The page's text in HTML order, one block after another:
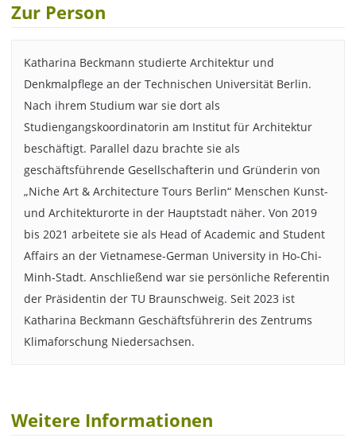
Zur Person
Katharina Beckmann studierte Architektur und
Denkmalpflege an der Technischen Universität Berlin.
Nach ihrem Studium war sie dort als
Studiengangskoordinatorin am Institut für Architektur
beschäftigt. Parallel dazu brachte sie als
geschäftsführende Gesellschafterin und Gründerin von
„Niche Art & Architecture Tours Berlin“ Menschen Kunst-
und Architekturorte in der Hauptstadt näher. Von 2019
bis 2021 arbeitete sie als Head of Academic and Student
Affairs an der Vietnamese-German University in Ho-Chi-
Minh-Stadt. Anschließend war sie persönliche Referentin
der Präsidentin der TU Braunschweig. Seit 2023 ist
Katharina Beckmann Geschäftsführerin des Zentrums
Klimaforschung Niedersachsen.
Weitere Informationen